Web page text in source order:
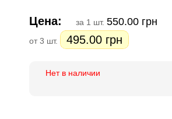
Цена: за 1 шт. 550.00 грн
от 3 шт. 495.00 грн
Нет в наличии